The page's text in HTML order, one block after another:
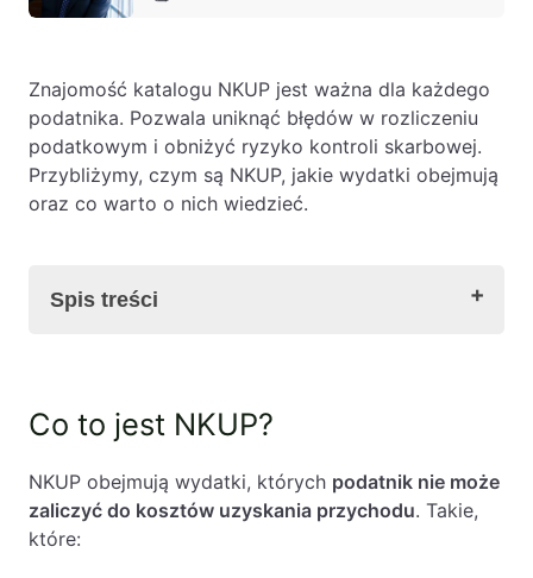
Doradztwo sukcesyjne
Planowanie podatkowe
Restrukturyzacje
Spółki zagraniczne – wsparcie
przedsiębiorców poza granicami RP
Doradztwo podatkowe
Likwidacje i upadłości spółek
Modelowanie i optymalizacja działalności IT
Znajomość katalogu NKUP jest ważna dla każdego
podatnika. Pozwala uniknąć błędów w rozliczeniu
podatkowym i obniżyć ryzyko kontroli skarbowej.
Przybliżymy, czym są NKUP, jakie wydatki obejmują
oraz co warto o nich wiedzieć.
Spis treści
Katalog wydatków zaliczanych do NKUP
NKUP a koszty uzyskania przychodu
Czy można zakwestionować koszty uzyskania
przychodu?
Co to jest NKUP?
NKUP obejmują wydatki, których podatnik nie może
zaliczyć do kosztów uzyskania przychodu. Takie,
które: